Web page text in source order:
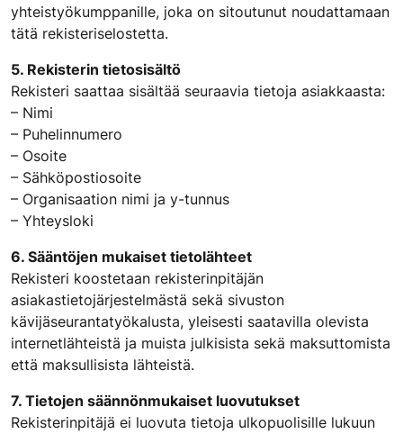
yhteistyökumppanille, joka on sitoutunut noudattamaan
tätä rekisteriselostetta.
5. Rekisterin tietosisältö
Rekisteri saattaa sisältää seuraavia tietoja asiakkaasta:
– Nimi
– Puhelinnumero
– Osoite
– Sähköpostiosoite
– Organisaation nimi ja y-tunnus
– Yhteysloki
6. Sääntöjen mukaiset tietolähteet
Rekisteri koostetaan rekisterinpitäjän
asiakastietojärjestelmästä sekä sivuston
kävijäseurantatyökalusta, yleisesti saatavilla olevista
internetlähteistä ja muista julkisista sekä maksuttomista
että maksullisista lähteistä.
7. Tietojen säännönmukaiset luovutukset
Rekisterinpitäjä ei luovuta tietoja ulkopuolisille lukuun